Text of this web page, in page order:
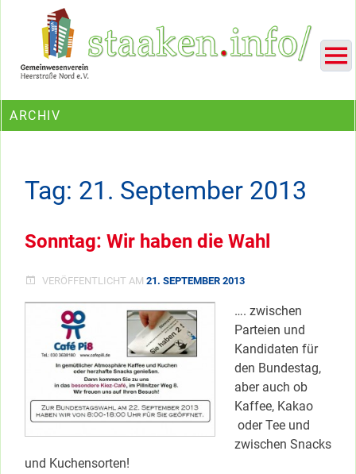
Ein Projekt des Gemeinwesenvereins Heerstraße Nord
ARCHIV
Tag: 21. September 2013
Sonntag: Wir haben die Wahl
VERÖFFENTLICHT AM 21. SEPTEMBER 2013
…. zwischen
Parteien und
Kandidaten für
den Bundestag,
aber auch ob
Kaffee, Kakao
oder Tee und
zwischen Snacks
und Kuchensorten!